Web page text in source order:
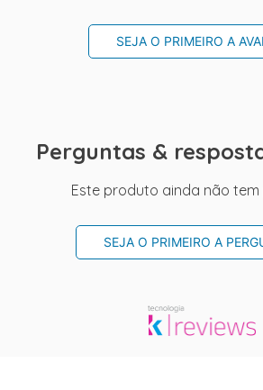
SEJA O PRIMEIRO A
Perguntas &
Este produto ainda não
SEJA O PRIMEIRO A